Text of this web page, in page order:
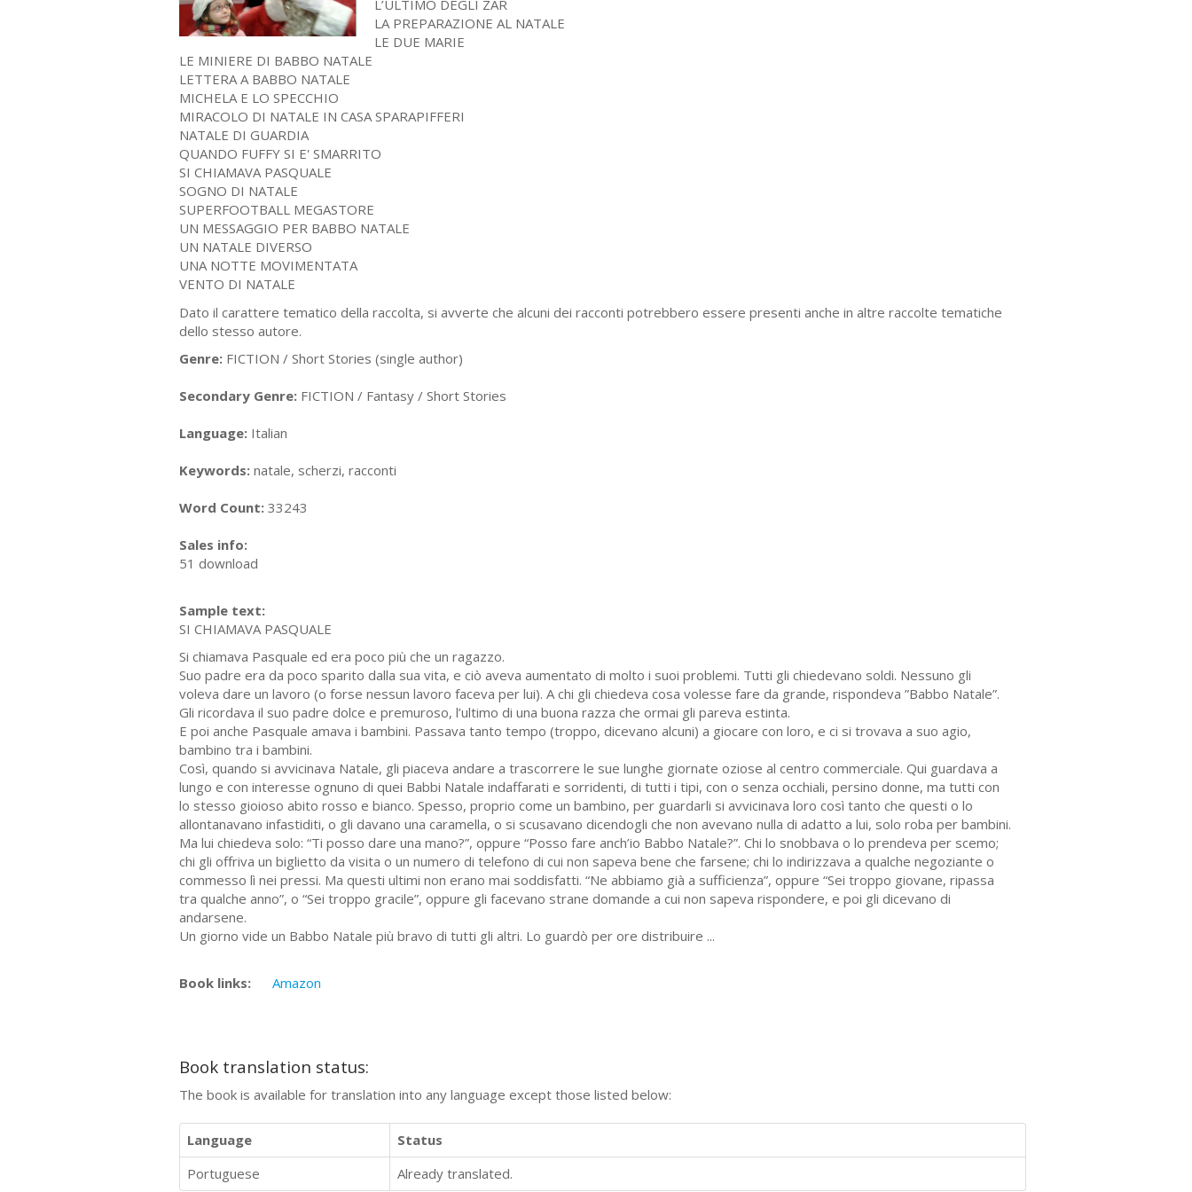
L’ULTIMO DEGLI ZAR
LA PREPARAZIONE AL NATALE
LE DUE MARIE
LE MINIERE DI BABBO NATALE
LETTERA A BABBO NATALE
MICHELA E LO SPECCHIO
MIRACOLO DI NATALE IN CASA SPARAPIFFERI
NATALE DI GUARDIA
QUANDO FUFFY SI E' SMARRITO
SI CHIAMAVA PASQUALE
SOGNO DI NATALE
SUPERFOOTBALL MEGASTORE
UN MESSAGGIO PER BABBO NATALE
UN NATALE DIVERSO
UNA NOTTE MOVIMENTATA
VENTO DI NATALE
Dato il carattere tematico della raccolta, si avverte che alcuni dei racconti potrebbero essere presenti anche in altre raccolte tematiche
dello stesso autore.
Genre: FICTION / Short Stories (single author)
Secondary Genre: FICTION / Fantasy / Short Stories
Language: Italian
Keywords: natale, scherzi, racconti
Word Count: 33243
Sales info:
51 download
Sample text:
SI CHIAMAVA PASQUALE
Si chiamava Pasquale ed era poco più che un ragazzo.
Suo padre era da poco sparito dalla sua vita, e ciò aveva aumentato di molto i suoi problemi. Tutti gli chiedevano soldi. Nessuno gli
voleva dare un lavoro (o forse nessun lavoro faceva per lui). A chi gli chiedeva cosa volesse fare da grande, rispondeva ”Babbo Natale”.
Gli ricordava il suo padre dolce e premuroso, l’ultimo di una buona razza che ormai gli pareva estinta.
E poi anche Pasquale amava i bambini. Passava tanto tempo (troppo, dicevano alcuni) a giocare con loro, e ci si trovava a suo agio,
bambino tra i bambini.
Così, quando si avvicinava Natale, gli piaceva andare a trascorrere le sue lunghe giornate oziose al centro commerciale. Qui guardava a
lungo e con interesse ognuno di quei Babbi Natale indaffarati e sorridenti, di tutti i tipi, con o senza occhiali, persino donne, ma tutti con
lo stesso gioioso abito rosso e bianco. Spesso, proprio come un bambino, per guardarli si avvicinava loro così tanto che questi o lo
allontanavano infastiditi, o gli davano una caramella, o si scusavano dicendogli che non avevano nulla di adatto a lui, solo roba per bambini.
Ma lui chiedeva solo: “Ti posso dare una mano?”, oppure “Posso fare anch’io Babbo Natale?”. Chi lo snobbava o lo prendeva per scemo;
chi gli offriva un biglietto da visita o un numero di telefono di cui non sapeva bene che farsene; chi lo indirizzava a qualche negoziante o
commesso lì nei pressi. Ma questi ultimi non erano mai soddisfatti. “Ne abbiamo già a sufficienza”, oppure “Sei troppo giovane, ripassa
tra qualche anno”, o “Sei troppo gracile”, oppure gli facevano strane domande a cui non sapeva rispondere, e poi gli dicevano di
andarsene.
Un giorno vide un Babbo Natale più bravo di tutti gli altri. Lo guardò per ore distribuire ...
Book links: Amazon
Book translation status:
The book is available for translation into any language except those listed below:
Language
Status
Portuguese
Already translated.